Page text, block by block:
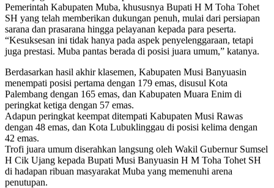
Pemerintah Kabupaten Muba, khususnya Bupati H M Toha Tohet
SH yang telah memberikan dukungan penuh, mulai dari persiapan
sarana dan prasarana hingga pelayanan kepada para peserta.
“Kesuksesan ini tidak hanya pada aspek penyelenggaraan, tetapi
juga prestasi. Muba pantas berada di posisi juara umum,” katanya.
Berdasarkan hasil akhir klasemen, Kabupaten Musi Banyuasin
menempati posisi pertama dengan 179 emas, disusul Kota
Palembang dengan 165 emas, dan Kabupaten Muara Enim di
peringkat ketiga dengan 57 emas.
Adapun peringkat keempat ditempati Kabupaten Musi Rawas
dengan 48 emas, dan Kota Lubuklinggau di posisi kelima dengan
42 emas.
Trofi juara umum diserahkan langsung oleh Wakil Gubernur Sumsel
H Cik Ujang kepada Bupati Musi Banyuasin H M Toha Tohet SH
di hadapan ribuan masyarakat Muba yang memenuhi arena
penutupan.